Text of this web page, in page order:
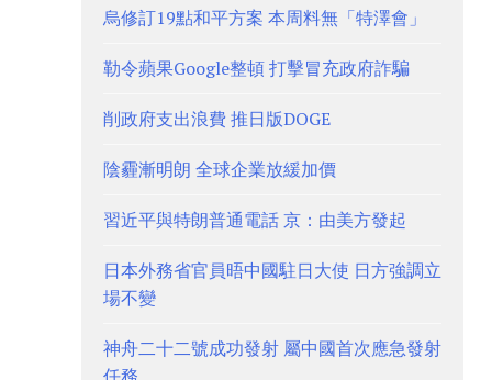
烏修訂19點和平方案 本周料無「特澤會」
勒令蘋果Google整頓 打擊冒充政府詐騙
削政府支出浪費 推日版DOGE
陰霾漸明朗 全球企業放緩加價
習近平與特朗普通電話 京：由美方發起
日本外務省官員晤中國駐日大使 日方強調立
場不變
神舟二十二號成功發射 屬中國首次應急發射